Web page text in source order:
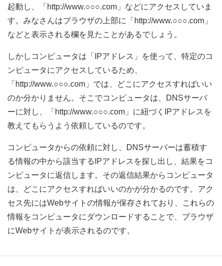
起動し、「http://www.○○○.com」などにアクセスしていま
す。みなさんはブラウザの上部に「http://www.○○○.com」
などと表示される欄を見たことがあるでしょう。
しかしコンピュータは「IPアドレス」を使って、特定のコ
ンピュータにアクセスしているため、
「http://www.○○○.com」では、どこにアクセスすればいい
のか分かりません。そこでコンピュータは、DNSサーバ
ーに対し、「http://www.○○○.com」に紐づくIPアドレスを
教えてもらうよう依頼しているのです。
コンピュータからの依頼に対し、DNSサーバーは蓄積す
る情報の中から該当するIPアドレスを探し出し、結果をコ
ンピュータに返信します。その返信結果からコンピュータ
は、どこにアクセスすればいいのかが分かるのです。アク
セス先にはWebサイトの情報が保存されており、これらの
情報をコンピュータにダウンロードすることで、ブラウザ
にWebサイトが表示されるのです。